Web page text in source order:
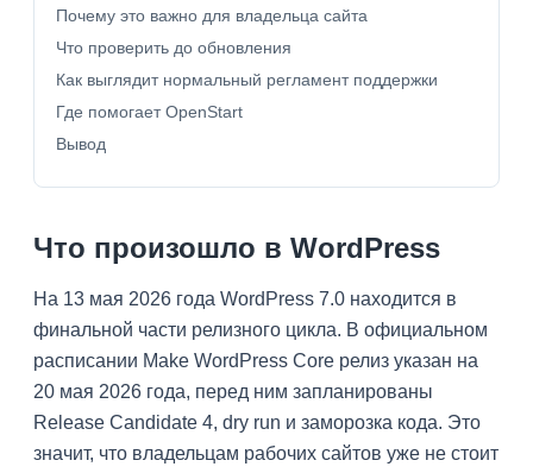
Почему это важно для владельца сайта
Что проверить до обновления
Как выглядит нормальный регламент поддержки
Где помогает OpenStart
Вывод
Что произошло в WordPress
На 13 мая 2026 года WordPress 7.0 находится в
финальной части релизного цикла. В официальном
расписании Make WordPress Core релиз указан на
20 мая 2026 года, перед ним запланированы
Release Candidate 4, dry run и заморозка кода. Это
значит, что владельцам рабочих сайтов уже не стоит